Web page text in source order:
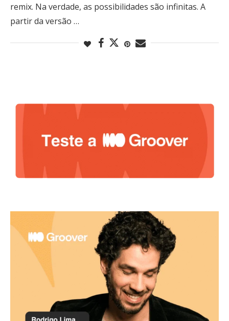
remix. Na verdade, as possibilidades são infinitas. A
partir da versão …